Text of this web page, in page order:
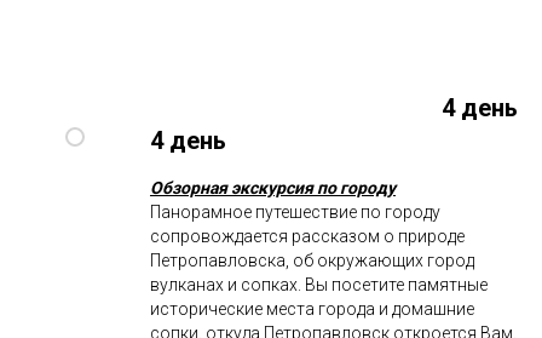
4 день
4 день
Обзорная экскурсия по городу
Панорамное путешествие по городу
сопровождается рассказом о природе
Петропавловска, об окружающих город
вулканах и сопках. Вы посетите памятные
исторические места города и домашние
сопки, откуда Петропавловск откроется Вам,